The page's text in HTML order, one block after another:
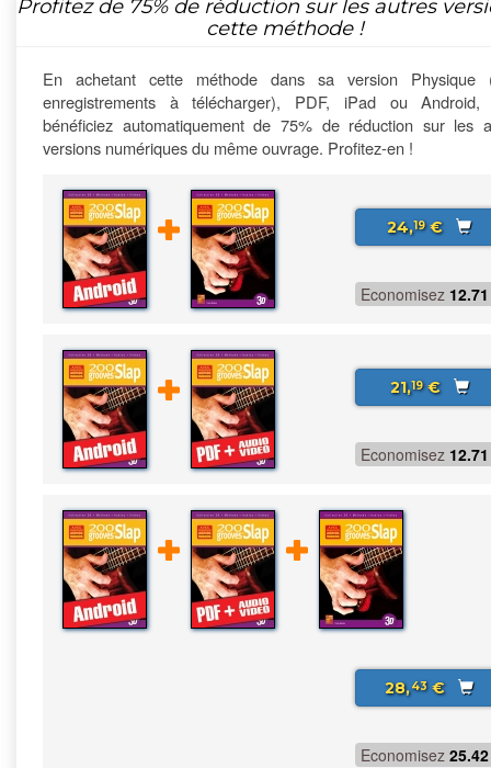
Profitez de 75%de réduction sur les autres
cette méthode !
En achetant cette méthode dans sa version Physique
enregistrements à télécharger), PDF, iPad ou Android,
bénéficiez automatiquement de 75% de réduction sur les
versions numériques du même ouvrage. Profitez-en !
24,19€
Economisez 12.71
21,19€
Economisez 12.71
28,43€
Economisez 25.42